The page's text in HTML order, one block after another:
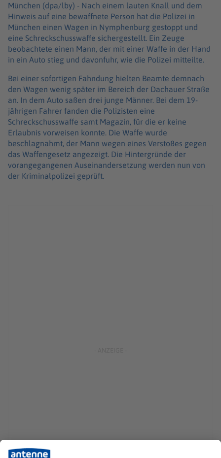
München (dpa/lby) - Nach einem lauten Knall und dem
Hinweis auf eine bewaffnete Person hat die Polizei in
München einen Wagen in Nymphenburg gestoppt und
eine Schreckschusswaffe sichergestellt. Ein Zeuge
beobachtete einen Mann, der mit einer Waffe in der Hand
in ein Auto stieg und davonfuhr, wie die Polizei mitteilte.
Bei einer sofortigen Fahndung hielten Beamte demnach
den Wagen wenig später im Bereich der Dachauer Straße
an. In dem Auto saßen drei junge Männer. Bei dem 19-
jährigen Fahrer fanden die Polizisten eine
Schreckschusswaffe samt Magazin, für die er keine
Erlaubnis vorweisen konnte. Die Waffe wurde
beschlagnahmt, der Mann wegen eines Verstoßes gegen
das Waffengesetz angezeigt. Die Hintergründe der
vorangegangenen Auseinandersetzung werden nun von
der Kriminalpolizei geprüft.